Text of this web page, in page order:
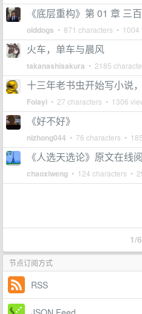
《底层重构》第 01 章 三
olddogs • 871 characters • 1004
火车，单车与晨风
takanashisakura • 2185
十三年老书虫开始写小说
Folayi • 27 characters • 1306
《好不好》
nizhong044 • 76 characters •
《人选天选论》原文在线
chaoxiweng • 124 characters •
1/6
节点订阅方式
RSS